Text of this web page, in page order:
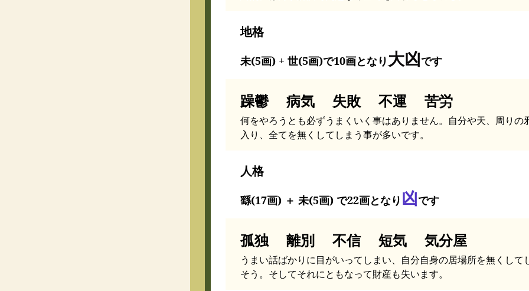
地格
未(5画) + 世(5画)で10画となり 大凶です
躁鬱 病気 失敗 不運 苦労
何をやろうとも必ずうまくいく事はありません。自分や天、周りの
入り、全てを無くしてしまう事が多いです。
人格
繇(17画) ＋ 未(5画) で22画となり 凶です
孤独 離別 不信 短気 気分屋
うまい話ばかりに目がいってしまい、自分自身の居場所を無くして
そう。そしてそれにともなって財産も失います。